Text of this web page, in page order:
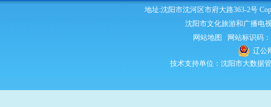
地址:沈阳市沈河区市府大路363-2号
沈阳市文化旅游和广播电
网站地图
网站标识码
辽公
技术支持单位：沈阳市大数据